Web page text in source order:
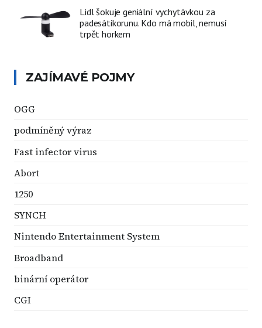
Lidl šokuje geniální vychytávkou za
padesátikorunu. Kdo má mobil, nemusí
trpět horkem
ZAJÍMAVÉ POJMY
OGG
podmíněný výraz
Fast infector virus
Abort
1250
SYNCH
Nintendo Entertainment System
Broadband
binární operátor
CGI